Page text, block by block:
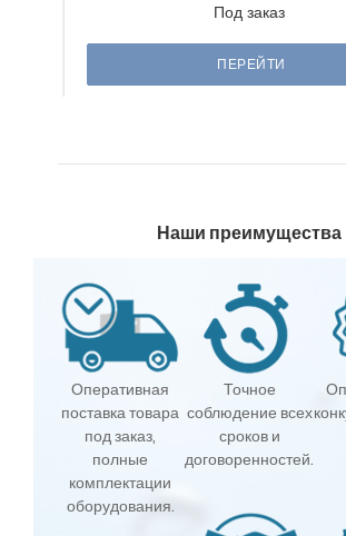
Под заказ
ПЕРЕЙТИ
Наши преимущества
Оперативная
поставка товара
под заказ,
полные
комплектации
оборудования.
Точное
соблюдение всех
сроков и
договоренностей.